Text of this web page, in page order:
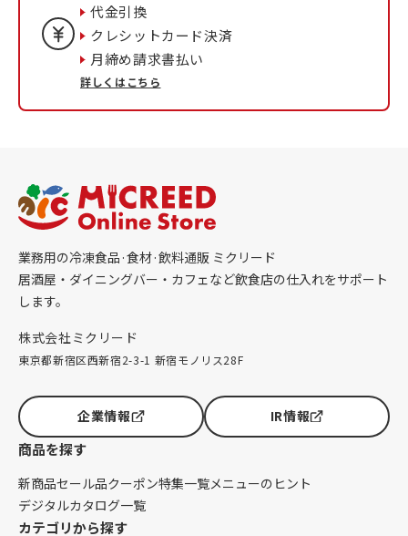
代金引換
クレシットカード決済
月締め請求書払い
詳しくはこちら
業務用の冷凍食品·食材·飲料通販 ミクリード
居酒屋・ダイニングバー・カフェなど飲食店の仕入れをサポート
します。
株式会社ミクリード
東京都新宿区西新宿2-3-1 新宿モノリス28F
企業情報 IR情報
商品を探す
新商品セール品クーポン特集一覧メニューのヒント
デジタルカタログ一覧
カテゴリから探す